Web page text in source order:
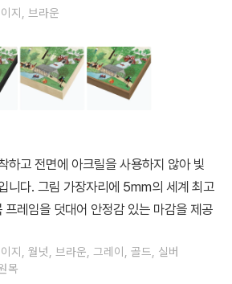
지, 브라운
하고 전면에 아크릴을 사용하지 않아 빛
니다. 그림 가장자리에 5mm의 세계 최고
레임을 덧대어 안정감 있는 마감을 제공
지, 월넛, 브라운, 그레이, 골드, 실버
목